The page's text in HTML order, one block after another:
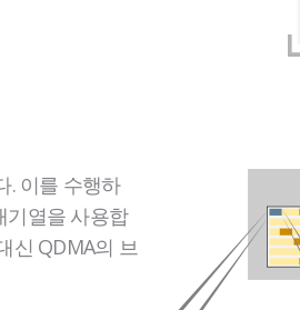
. 이를 수행하
기열을 사용합
신 QDMA의 브